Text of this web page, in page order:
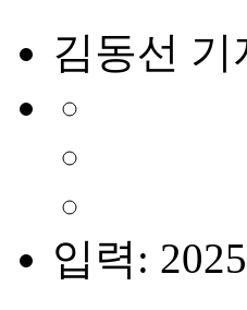
김동선 기
입력: